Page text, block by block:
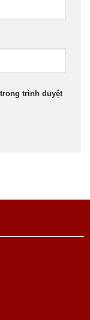
trình duyệt